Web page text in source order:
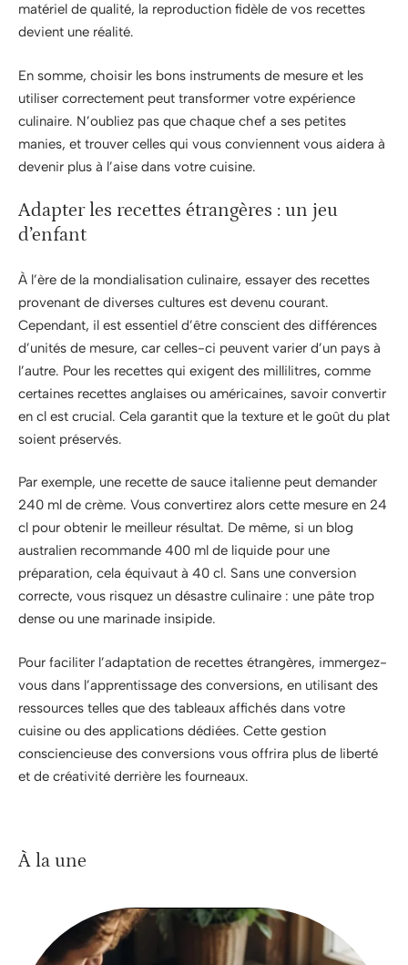
matériel de qualité, la reproduction fidèle de vos recettes
devient une réalité.
En somme, choisir les bons instruments de mesure et les
utiliser correctement peut transformer votre expérience
culinaire. N’oubliez pas que chaque chef a ses petites
manies, et trouver celles qui vous conviennent vous aidera à
devenir plus à l’aise dans votre cuisine.
Adapter les recettes étrangères : un jeu
d’enfant
À l’ère de la mondialisation culinaire, essayer des recettes
provenant de diverses cultures est devenu courant.
Cependant, il est essentiel d’être conscient des différences
d’unités de mesure, car celles-ci peuvent varier d’un pays à
l’autre. Pour les recettes qui exigent des millilitres, comme
certaines recettes anglaises ou américaines, savoir convertir
en cl est crucial. Cela garantit que la texture et le goût du plat
soient préservés.
Par exemple, une recette de sauce italienne peut demander
240 ml de crème. Vous convertirez alors cette mesure en 24
cl pour obtenir le meilleur résultat. De même, si un blog
australien recommande 400 ml de liquide pour une
préparation, cela équivaut à 40 cl. Sans une conversion
correcte, vous risquez un désastre culinaire : une pâte trop
dense ou une marinade insipide.
Pour faciliter l’adaptation de recettes étrangères, immergez-
vous dans l’apprentissage des conversions, en utilisant des
ressources telles que des tableaux affichés dans votre
cuisine ou des applications dédiées. Cette gestion
consciencieuse des conversions vous offrira plus de liberté
et de créativité derrière les fourneaux.
À la une